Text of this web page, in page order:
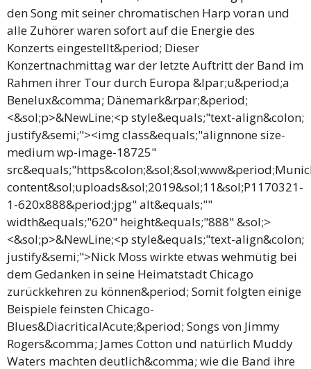
den Song mit seiner chromatischen Harp voran und
alle Zuhörer waren sofort auf die Energie des
Konzerts eingestellt&period; Dieser
Konzertnachmittag war der letzte Auftritt der Band im
Rahmen ihrer Tour durch Europa &lpar;u&period;a
Benelux&comma; Dänemark&rpar;&period;
<&sol;p>&NewLine;<p style&equals;"text-align&colon;
justify&semi;"><img class&equals;"alignnone size-
medium wp-image-18725"
content&sol;uploads&sol;2019&sol;11&sol;P1170321-
1-620x888&period;jpg" alt&equals;""
width&equals;"620" height&equals;"888" &sol;>
<&sol;p>&NewLine;<p style&equals;"text-align&colon;
justify&semi;">Nick Moss wirkte etwas wehmütig bei
dem Gedanken in seine Heimatstadt Chicago
zurückkehren zu können&period; Somit folgten einige
Beispiele feinsten Chicago-
Blues&DiacriticalAcute;&period; Songs von Jimmy
Rogers&comma; James Cotton und natürlich Muddy
Waters machten deutlich&comma; wie die Band ihre